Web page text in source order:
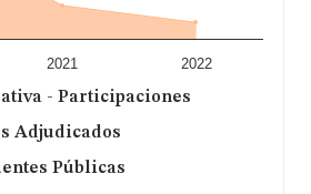
2021 2022
- Participaciones
Adjudicados
Públicas